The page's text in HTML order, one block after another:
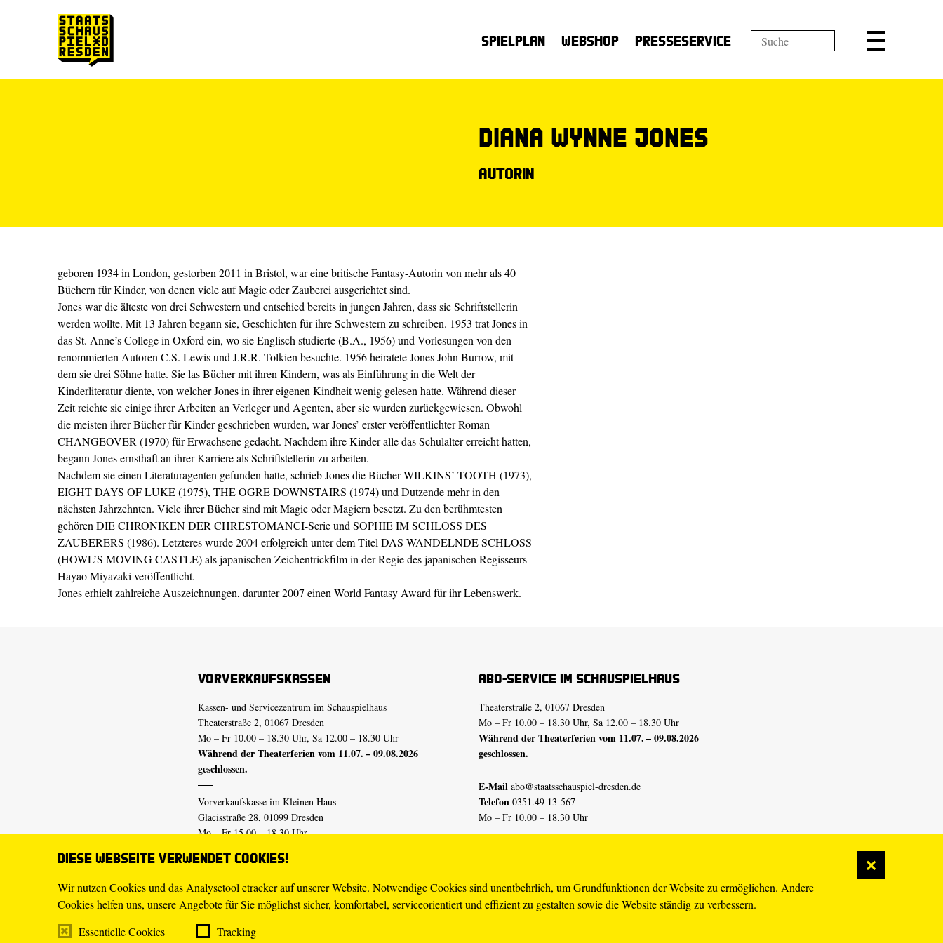
Diese Webseite verwendet Cookies!
Wir nutzen Cookies und das Analysetool etracker auf unserer Website. Notwendige Cookies sind unentbehrlich, um Grundfunktionen der Website zu ermöglichen. Andere
Cookies helfen uns, unsere Angebote für Sie möglichst sicher, komfortabel, serviceorientiert und effizient zu gestalten sowie die Website ständig zu verbessern.
Essentielle Cookies
Tracking
Spielplan Webshop Presseservice
Diana Wynne Jones
Autorin
geboren 1934 in London, gestorben 2011 in Bristol, war eine britische Fantasy-Autorin von mehr als 40
Büchern für Kinder, von denen viele auf Magie oder Zauberei ausgerichtet sind.
Jones war die älteste von drei Schwestern und entschied bereits in jungen Jahren, dass sie Schriftstellerin
werden wollte. Mit 13 Jahren begann sie, Geschichten für ihre Schwestern zu schreiben. 1953 trat Jones in
das St. Anne’s College in Oxford ein, wo sie Englisch studierte (B.A., 1956) und Vorlesungen von den
renommierten Autoren C.S. Lewis und J.R.R. Tolkien besuchte. 1956 heiratete Jones John Burrow, mit
dem sie drei Söhne hatte. Sie las Bücher mit ihren Kindern, was als Einführung in die Welt der
Kinderliteratur diente, von welcher Jones in ihrer eigenen Kindheit wenig gelesen hatte. Während dieser
Zeit reichte sie einige ihrer Arbeiten an Verleger und Agenten, aber sie wurden zurückgewiesen. Obwohl
die meisten ihrer Bücher für Kinder geschrieben wurden, war Jones’ erster veröffentlichter Roman
CHANGEOVER (1970) für Erwachsene gedacht. Nachdem ihre Kinder alle das Schulalter erreicht hatten,
begann Jones ernsthaft an ihrer Karriere als Schriftstellerin zu arbeiten.
Nachdem sie einen Literaturagenten gefunden hatte, schrieb Jones die Bücher WILKINS’ TOOTH (1973),
EIGHT DAYS OF LUKE (1975), THE OGRE DOWNSTAIRS (1974) und Dutzende mehr in den
nächsten Jahrzehnten. Viele ihrer Bücher sind mit Magie oder Magiern besetzt. Zu den berühmtesten
gehören DIE CHRONIKEN DER CHRESTOMANCI-Serie und SOPHIE IM SCHLOSS DES
ZAUBERERS (1986). Letzteres wurde 2004 erfolgreich unter dem Titel DAS WANDELNDE SCHLOSS
(HOWL’S MOVING CASTLE) als japanischen Zeichentrickfilm in der Regie des japanischen Regisseurs
Hayao Miyazaki veröffentlicht.
Jones erhielt zahlreiche Auszeichnungen, darunter 2007 einen World Fantasy Award für ihr Lebenswerk.
Vorverkaufskassen
Kassen- und Servicezentrum im Schauspielhaus
Theaterstraße 2, 01067 Dresden
Mo – Fr 10.00 – 18.30 Uhr, Sa 12.00 – 18.30 Uhr
Während der Theaterferien vom 11.07. – 09.08.2026
geschlossen.
Vorverkaufskasse im Kleinen Haus
Glacisstraße 28, 01099 Dresden
Mo – Fr 15.00 – 18.30 Uhr
geschlossen.
E-Mail tickets@staatsschauspiel-dresden.de
Telefon 0351.49 13-555
Abo-Service im Schauspielhaus
Theaterstraße 2, 01067 Dresden
Mo – Fr 10.00 – 18.30 Uhr, Sa 12.00 – 18.30 Uhr
Während der Theaterferien vom 11.07. – 09.08.2026
geschlossen.
E-Mail abo@staatsschauspiel-dresden.de
Telefon 0351.49 13-567
Mo – Fr 10.00 – 18.30 Uhr
Erklärung Barrierefreiheit